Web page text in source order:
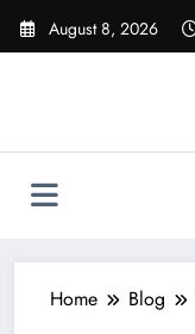
Skip
August 8, 2026
Home Blog